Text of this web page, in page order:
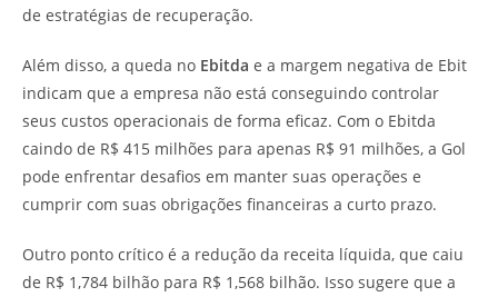
de estratégias de recuperação.
Além disso, a queda no Ebitda e a margem negativa de Ebit
indicam que a empresa não está conseguindo controlar
seus custos operacionais de forma eficaz. Com o Ebitda
caindo de R$ 415 milhões para apenas R$ 91 milhões, a Gol
pode enfrentar desafios em manter suas operações e
cumprir com suas obrigações financeiras a curto prazo.
Outro ponto crítico é a redução da receita líquida, que caiu
de R$ 1,784 bilhão para R$ 1,568 bilhão. Isso sugere que a